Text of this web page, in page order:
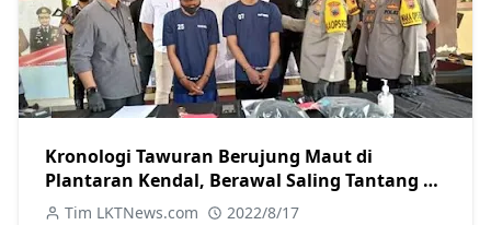
Kronologi Tawuran Berujung Maut di
Plantaran Kendal, Berawal Saling Tantang di
Medsos
Tim LKTNews.com 2022/8/17